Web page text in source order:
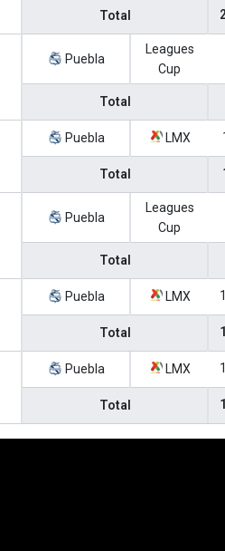
Total
Puebla
Leagues
Cup
Total
Puebla LMX
Total
Puebla
Leagues
Cup
Total
Puebla LMX
Total
Puebla LMX
Total